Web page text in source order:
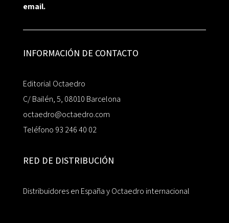
email.
INFORMACIÓN DE CONTACTO
Editorial Octaedro
C/ Bailén, 5, 08010 Barcelona
octaedro@octaedro.com
Teléfono 93 246 40 02
RED DE DISTRIBUCIÓN
Distribuidores en España y Octaedro internacional